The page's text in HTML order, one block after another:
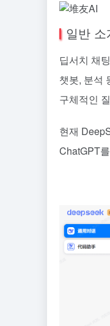
일반 소
딥서치 채
챗봇, 분석
구체적인
현재
ChatGPT